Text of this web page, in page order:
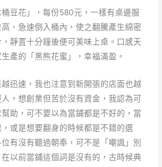
豆花」，每份580元，一樣有桌邊服
、急速倒入桶內，使之翻騰產生綿密
靜置十分鐘後便可美味上桌。口感天
產的「黑熊花蜜」，幸福滿盈。
迅速，我也注意到新開張的店面也越
，想創業但苦於沒有資金，我認為可
助，可不要以為當鋪都是不好的，當
或是想要翻身的時候都是不錯的選
有沒有聽過朝奉，可不是「嘲諷」別
以前當鋪這個詞是沒有的，古時候典